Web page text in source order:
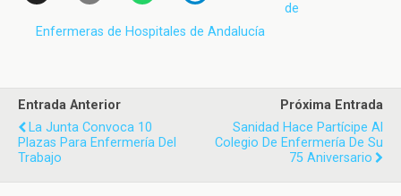
de
Enfermeras de Hospitales de Andalucía
Entrada Anterior
La Junta Convoca 10
Plazas Para Enfermería Del
Trabajo
Próxima Entrada
Sanidad Hace Partícipe Al
Colegio De Enfermería De Su
75 Aniversario